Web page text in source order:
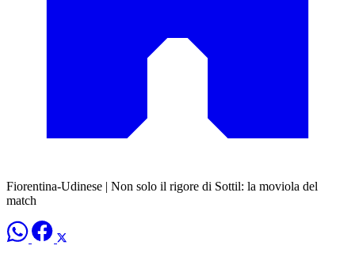
Fiorentina-Udinese | Non solo il rigore di Sottil: la moviola del
match